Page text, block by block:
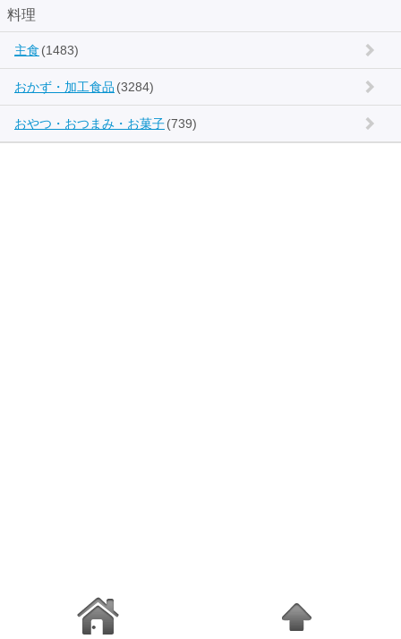
料理
主食 (1483)
おかず・加工食品 (3284)
おやつ・おつまみ・お菓子(739)